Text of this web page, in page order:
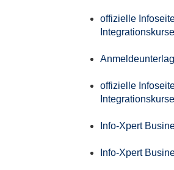
offizielle
offizielle
Info-Xpert
Info-Xpert